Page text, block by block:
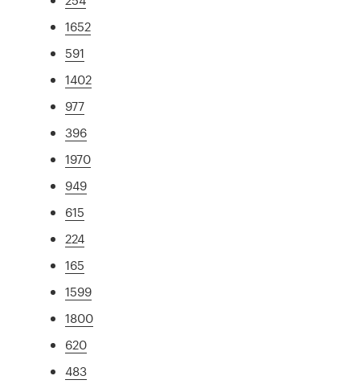
1652
591
1402
977
396
1970
949
615
224
165
1599
1800
620
483